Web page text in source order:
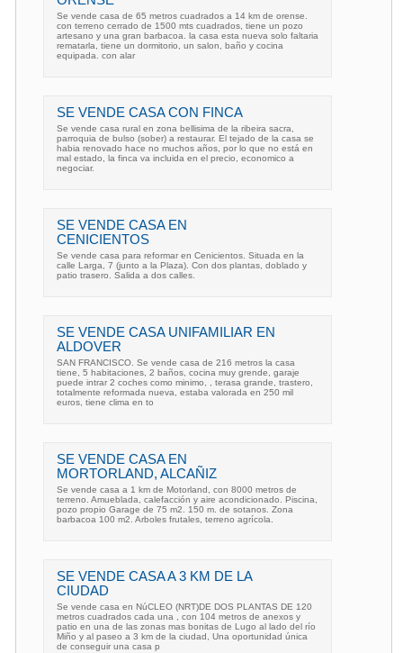
Se vende casa de 65 metros cuadrados a 14 km de orense.
con terreno cerrado de 1500 mts cuadrados, tiene un pozo
artesano y una gran barbacoa. la casa esta nueva solo faltaria
rematarla, tiene un dormitorio, un salon, baño y cocina
equipada. con alar
SE VENDE CASA CON FINCA
Se vende casa rural en zona bellisima de la ribeira sacra,
parroquia de bulso (sober) a restaurar. El tejado de la casa se
habia renovado hace no muchos años, por lo que no está en
mal estado, la finca va incluida en el precio, economico a
negociar.
SE VENDE CASA EN
CENICIENTOS
Se vende casa para reformar en Cenicientos. Situada en la
calle Larga, 7 (junto a la Plaza). Con dos plantas, doblado y
patio trasero. Salida a dos calles.
SE VENDE CASA UNIFAMILIAR EN
ALDOVER
SAN FRANCISCO. Se vende casa de 216 metros la casa
tiene, 5 habitaciones, 2 baños, cocina muy grende, garaje
puede intrar 2 coches como minimo, , terasa grande, trastero,
totalmente reformada nueva, estaba valorada en 250 mil
euros, tiene clima en to
SE VENDE CASA EN
MORTORLAND, ALCAÑIZ
Se vende casa a 1 km de Motorland, con 8000 metros de
terreno. Amueblada, calefacción y aire acondicionado. Piscina,
pozo propio Garage de 75 m2. 150 m. de sotanos. Zona
barbacoa 100 m2. Arboles frutales, terreno agrícola.
SE VENDE CASA A 3 KM DE LA
CIUDAD
Se vende casa en NúCLEO (NRT)DE DOS PLANTAS DE 120
metros cuadrados cada una , con 104 metros de anexos y
patio en una de las zonas mas bonitas de Lugo al lado del río
Miño y al paseo a 3 km de la ciudad, Una oportunidad única
de conseguir una casa p